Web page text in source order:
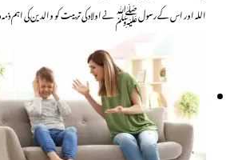
اللہ اور اس کے رسول ﷺ نے اولاد کی تر بیت کو والدین کی اہم